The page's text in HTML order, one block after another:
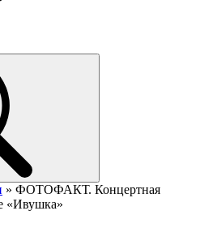
» ФОТОФАКТ. Концертная
«Ивушка»